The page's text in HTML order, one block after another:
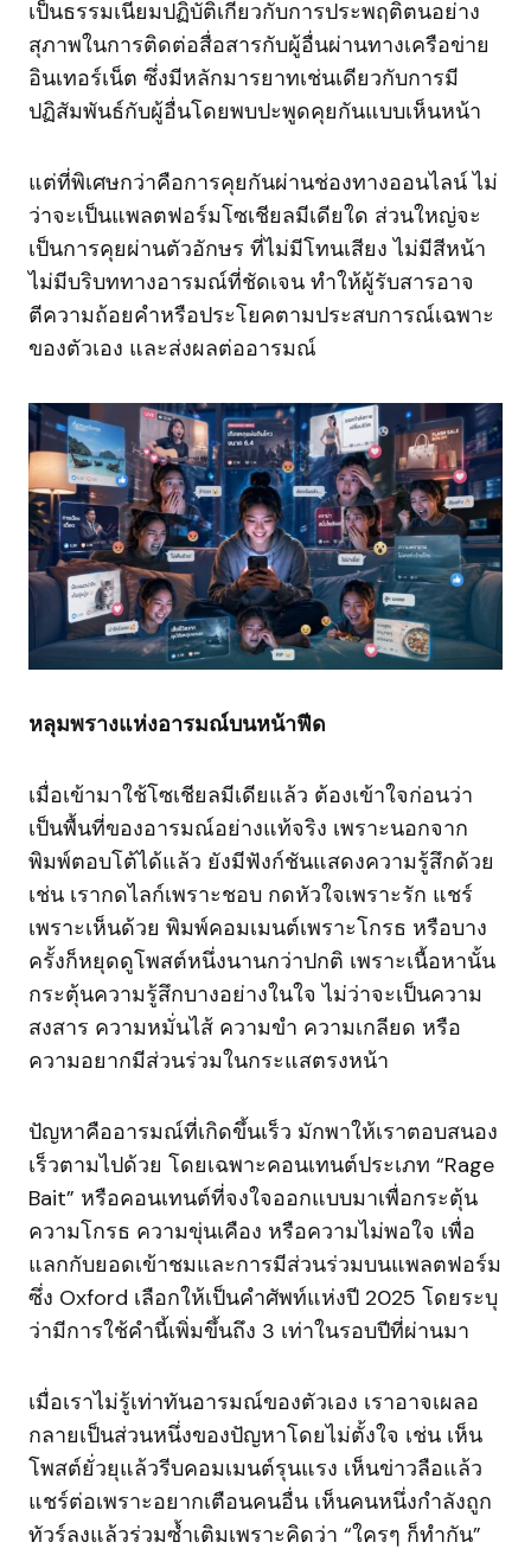
เป็นธรรมเนียมปฏิบัติเกี่ยวกับการประพฤติตนอย่าง
สุภาพในการติดต่อสื่อสารกับผู้อื่นผ่านทางเครือข่าย
อินเทอร์เน็ต ซึ่งมีหลักมารยาทเช่นเดียวกับการมี
ปฏิสัมพันธ์กับผู้อื่นโดยพบปะพูดคุยกันแบบเห็นหน้า
แต่ที่พิเศษกว่าคือการคุยกันผ่านช่องทางออนไลน์ ไม่
ว่าจะเป็นแพลตฟอร์มโซเชียลมีเดียใด ส่วนใหญ่จะ
เป็นการคุยผ่านตัวอักษร ที่ไม่มีโทนเสียง ไม่มีสีหน้า
ไม่มีบริบททางอารมณ์ที่ชัดเจน ทำให้ผู้รับสารอาจ
ตีความถ้อยคำหรือประโยคตามประสบการณ์เฉพาะ
ของตัวเอง และส่งผลต่ออารมณ์
หลุมพรางแห่งอารมณ์บนหน้าฟีด
เมื่อเข้ามาใช้โซเชียลมีเดียแล้ว ต้องเข้าใจก่อนว่า
เป็นพื้นที่ของอารมณ์อย่างแท้จริง เพราะนอกจาก
พิมพ์ตอบโต้ได้แล้ว ยังมีฟังก์ชันแสดงความรู้สึกด้วย
เช่น เรากดไลก์เพราะชอบ กดหัวใจเพราะรัก แชร์
เพราะเห็นด้วย พิมพ์คอมเมนต์เพราะโกรธ หรือบาง
ครั้งก็หยุดดูโพสต์หนึ่งนานกว่าปกติ เพราะเนื้อหานั้น
กระตุ้นความรู้สึกบางอย่างในใจ ไม่ว่าจะเป็นความ
สงสาร ความหมั่นไส้ ความขำ ความเกลียด หรือ
ความอยากมีส่วนร่วมในกระแสตรงหน้า
ปัญหาคืออารมณ์ที่เกิดขึ้นเร็ว มักพาให้เราตอบสนอง
เร็วตามไปด้วย โดยเฉพาะคอนเทนต์ประเภท “Rage
Bait” หรือคอนเทนต์ที่จงใจออกแบบมาเพื่อกระตุ้น
ความโกรธ ความขุ่นเคือง หรือความไม่พอใจ เพื่อ
แลกกับยอดเข้าชมและการมีส่วนร่วมบนแพลตฟอร์ม
ซึ่ง Oxford เลือกให้เป็นคำศัพท์แห่งปี 2025 โดยระบุ
ว่ามีการใช้คำนี้เพิ่มขึ้นถึง 3 เท่าในรอบปีที่ผ่านมา
เมื่อเราไม่รู้เท่าทันอารมณ์ของตัวเอง เราอาจเผลอ
กลายเป็นส่วนหนึ่งของปัญหาโดยไม่ตั้งใจ เช่น เห็น
โพสต์ยั่วยุแล้วรีบคอมเมนต์รุนแรง เห็นข่าวลือแล้ว
แชร์ต่อเพราะอยากเตือนคนอื่น เห็นคนหนึ่งกำลังถูก
ทัวร์ลงแล้วร่วมซ้ำเติมเพราะคิดว่า “ใครๆ ก็ทำกัน”